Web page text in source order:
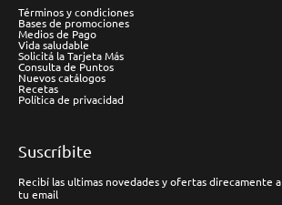
Términos y condiciones
Bases de promociones
Medios de Pago
Vida saludable
Solicitá la Tarjeta Más
Consulta de Puntos
Nuevos catálogos
Recetas
Política de privacidad
Suscríbite
Recibí las ultimas novedades y ofertas direcamente a
tu email